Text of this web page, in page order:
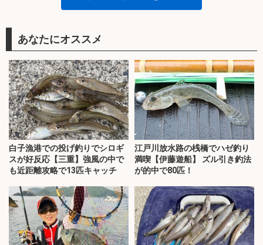
あなたにオススメ
白子漁港での投げ釣りでシロギ
スが好反応【三重】強風の中で
も近距離攻略で13匹キャッチ
江戸川放水路の桟橋でハゼ釣り
満喫【伊藤遊船】 ズル引き釣法
が的中で80匹！